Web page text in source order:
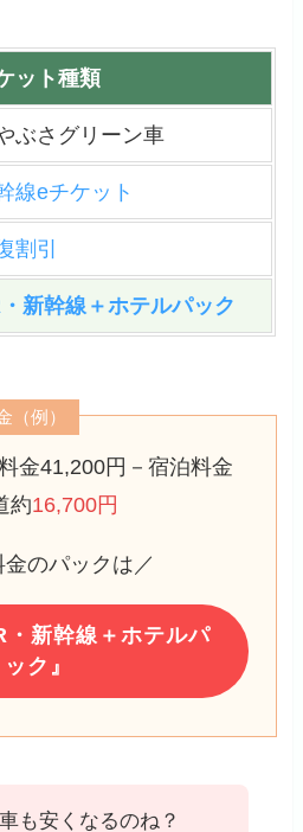
ット種類
ぶさグリーン車
線eチケット
割引
新幹線＋ホテルパック
（例）
金41,200円－宿泊料金
約16,700円
金のパックは／
・新幹線＋ホテルパ
ック』
も安くなるのね？